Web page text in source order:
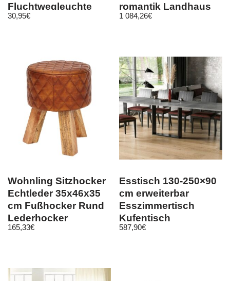
Fluchtwegleuchte
Notlicht 57
30,95€
romantik Landhaus
antik vintage
1 084,26€
Wohnling Sitzhocker
Echtleder 35x46x35
cm Fußhocker Rund
Lederhocker
Massivholz
165,33€
Esstisch 130-250×90
cm erweiterbar
Esszimmertisch
Kufentisch
ausziehbar design
587,90€